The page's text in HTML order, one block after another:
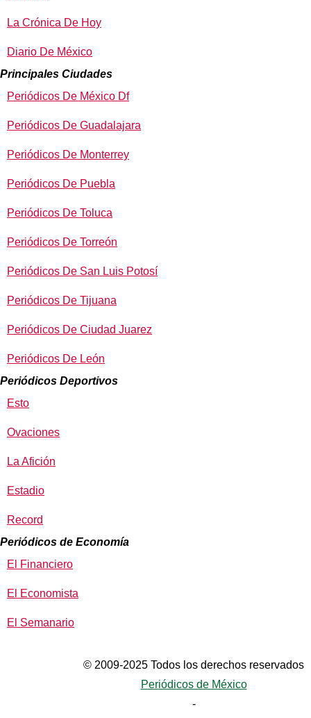
La Crónica De Hoy
Diario De México
Principales Ciudades
Periódicos De México Df
Periódicos De Guadalajara
Periódicos De Monterrey
Periódicos De Puebla
Periódicos De Toluca
Periódicos De Torreón
Periódicos De San Luis Potosí
Periódicos De Tijuana
Periódicos De Ciudad Juarez
Periódicos De León
Periódicos Deportivos
Esto
Ovaciones
La Afición
Estadio
Record
Periódicos de Economía
El Financiero
El Economista
El Semanario
© 2009-2025 Todos los derechos reservados
Periódicos de México
-